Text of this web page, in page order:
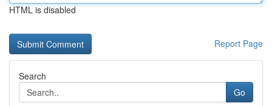
HTML is disabled
Report Page
Search
Go